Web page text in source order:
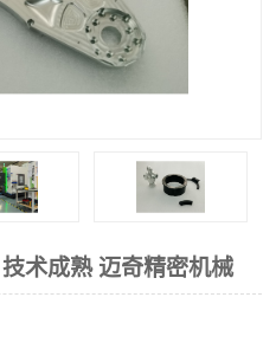
术成熟 迈奇精密机械